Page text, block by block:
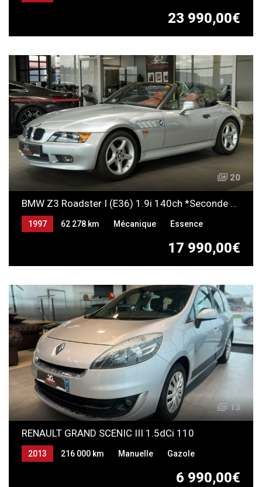
23 990,00€
20
BMW Z3 Roadster I (E36) 1.9i 140ch *Seconde main*
17 990,00€
1997 62 278 km Mécanique Essence
13
RENAULT GRAND SCENIC III 1.5dCi 110
6 990,00€
2013 216 000 km Manuelle Gazole